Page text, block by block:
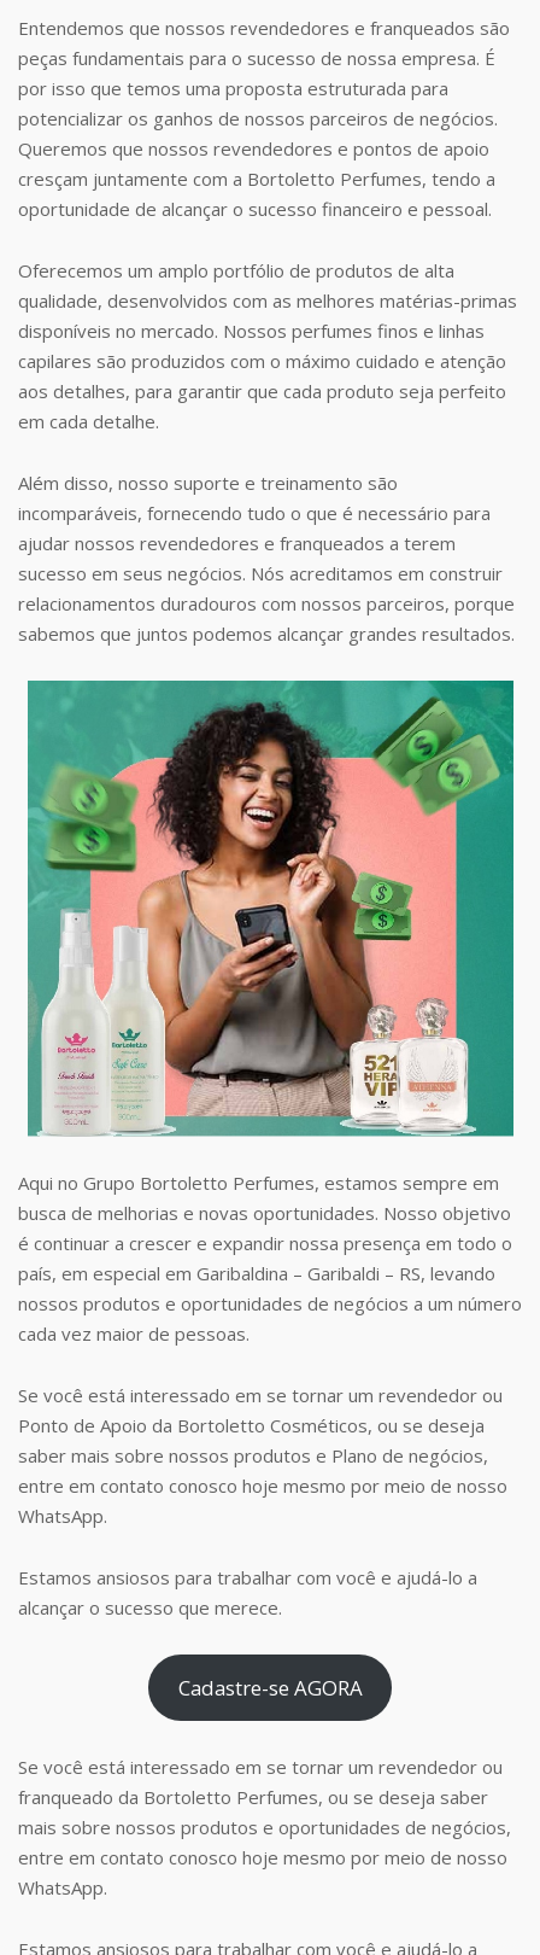
Entendemos que nossos revendedores e franqueados são
peças fundamentais para o sucesso de nossa empresa. É
por isso que temos uma proposta estruturada para
potencializar os ganhos de nossos parceiros de negócios.
Queremos que nossos revendedores e pontos de apoio
cresçam juntamente com a Bortoletto Perfumes, tendo a
oportunidade de alcançar o sucesso financeiro e pessoal.
Oferecemos um amplo portfólio de produtos de alta
qualidade, desenvolvidos com as melhores matérias-primas
disponíveis no mercado. Nossos perfumes finos e linhas
capilares são produzidos com o máximo cuidado e atenção
aos detalhes, para garantir que cada produto seja perfeito
em cada detalhe.
Além disso, nosso suporte e treinamento são
incomparáveis, fornecendo tudo o que é necessário para
ajudar nossos revendedores e franqueados a terem
sucesso em seus negócios. Nós acreditamos em construir
relacionamentos duradouros com nossos parceiros, porque
sabemos que juntos podemos alcançar grandes resultados.
Aqui no Grupo Bortoletto Perfumes, estamos sempre em
busca de melhorias e novas oportunidades. Nosso objetivo
é continuar a crescer e expandir nossa presença em todo o
país, em especial em Garibaldina – Garibaldi – RS, levando
nossos produtos e oportunidades de negócios a um número
cada vez maior de pessoas.
Se você está interessado em se tornar um revendedor ou
Ponto de Apoio da Bortoletto Cosméticos, ou se deseja
saber mais sobre nossos produtos e Plano de negócios,
entre em contato conosco hoje mesmo por meio de nosso
WhatsApp.
Estamos ansiosos para trabalhar com você e ajudá-lo a
alcançar o sucesso que merece.
Cadastre-se AGORA
Se você está interessado em se tornar um revendedor ou
franqueado da Bortoletto Perfumes, ou se deseja saber
mais sobre nossos produtos e oportunidades de negócios,
entre em contato conosco hoje mesmo por meio de nosso
WhatsApp.
Estamos ansiosos para trabalhar com você e ajudá-lo a